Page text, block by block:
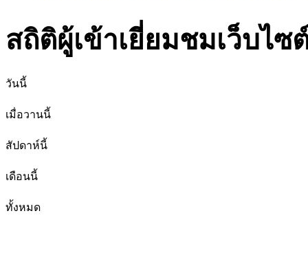
สถิติผู้เข้าเยี่ยมชมเว็บไซ
วันนี้
เมื่อวานนี้
สัปดาห์นี้
เดือนนี้
ทั้งหมด